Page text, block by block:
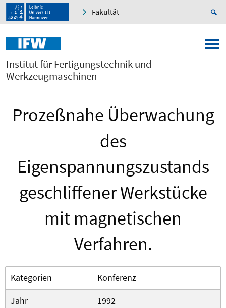
Fakultät
Institut für Fertigungstechnik und
Werkzeugmaschinen
Prozeßnahe Überwachung
des
Eigenspannungszustands
geschliffener Werkstücke
mit magnetischen
Verfahren.
Kategorien
Konferenz
Jahr
1992